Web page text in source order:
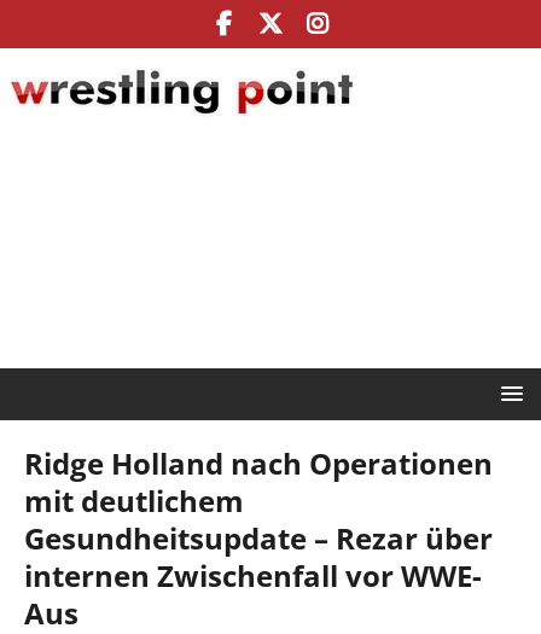
Ridge Holland nach Operationen
mit deutlichem
Gesundheitsupdate – Rezar über
internen Zwischenfall vor WWE-
Aus